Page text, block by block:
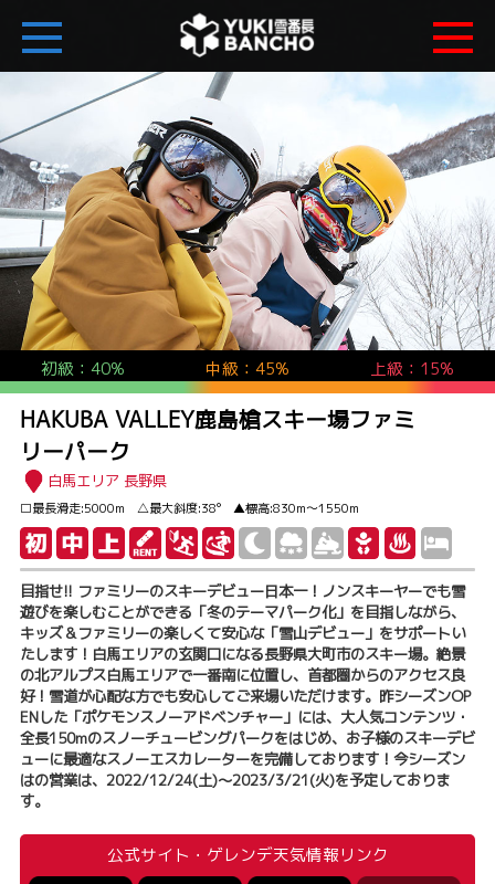
初級：40% 中級：45% 上級：15%
HAKUBA VALLEY鹿島槍スキー場ファミ
リーパーク
白馬エリア 長野県
□最長滑走:5000m △最大斜度:38° ▲標高:830m～1550m
目指せ!! ファミリーのスキーデビュー日本一！ノンスキーヤーでも雪
遊びを楽しむことができる「冬のテーマパーク化」を目指しながら、
キッズ＆ファミリーの楽しくて安心な「雪山デビュー」をサポートい
たします！白馬エリアの玄関口になる長野県大町市のスキー場。絶景
の北アルプス白馬エリアで一番南に位置し、首都圏からのアクセス良
好！雪道が心配な方でも安心してご来場いただけます。昨シーズンOP
ENした「ポケモンスノーアドベンチャー」には、大人気コンテンツ・
全長150mのスノーチュービングパークをはじめ、お子様のスキーデビ
ューに最適なスノーエスカレーターを完備しております！今シーズン
はの営業は、2022/12/24(土)～2023/3/21(火)を予定しておりま
す。
公式サイト・ゲレンデ天気情報リンク